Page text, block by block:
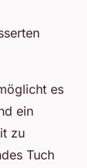
es
ein
zu
Tuch